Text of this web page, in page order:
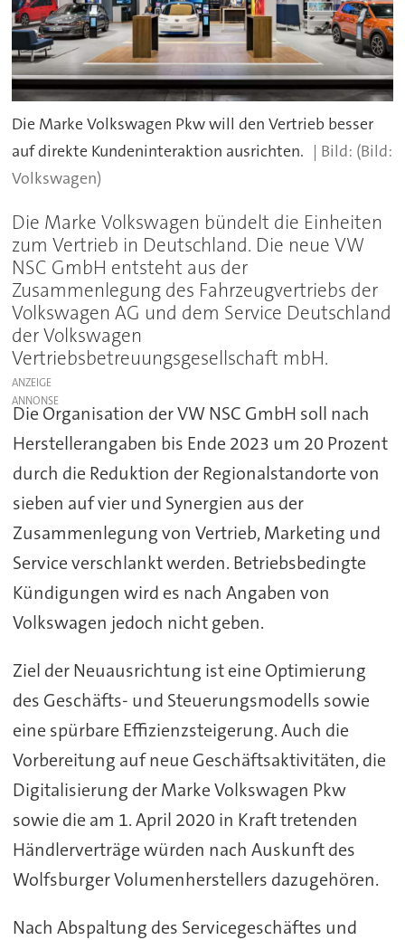
Die Marke Volkswagen Pkw will den Vertrieb besser
auf direkte Kundeninteraktion ausrichten.
(Bild:
Volkswagen)
Die Marke Volkswagen bündelt die Einheiten
zum Vertrieb in Deutschland. Die neue VW
NSC GmbH entsteht aus der
Zusammenlegung des Fahrzeugvertriebs der
Volkswagen AG und dem Service Deutschland
der Volkswagen
Vertriebsbetreuungsgesellschaft mbH.
ANZEIGE
Die Organisation der VW NSC GmbH soll nach
Herstellerangaben bis Ende 2023 um 20 Prozent
durch die Reduktion der Regionalstandorte von
sieben auf vier und Synergien aus der
Zusammenlegung von Vertrieb, Marketing und
Service verschlankt werden. Betriebsbedingte
Kündigungen wird es nach Angaben von
Volkswagen jedoch nicht geben.
Ziel der Neuausrichtung ist eine Optimierung
des Geschäfts- und Steuerungsmodells sowie
eine spürbare Effizienzsteigerung. Auch die
Vorbereitung auf neue Geschäftsaktivitäten, die
Digitalisierung der Marke Volkswagen Pkw
sowie die am 1. April 2020 in Kraft tretenden
Händlerverträge würden nach Auskunft des
Wolfsburger Volumenherstellers dazugehören.
Nach Abspaltung des Servicegeschäftes und